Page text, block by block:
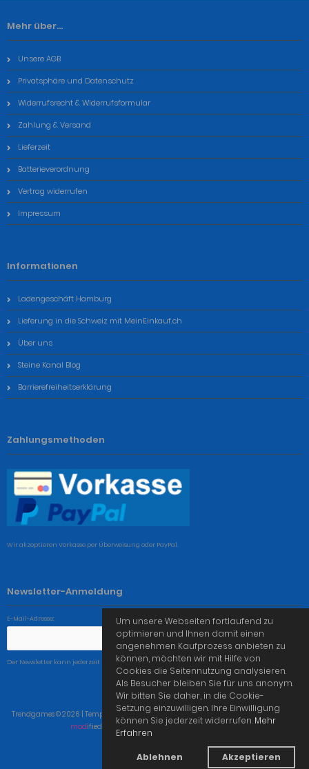
Mehr über...
Unsere AGB
Privatsphäre und Datenschutz
Widerrufsrecht & Widerrufsformular
Zahlung & Versand
Lieferzeit
Batterieverordnung
Vertrag widerrufen
Impressum
Informationen
Ladengeschäft Hamburg
Lieferung in die Schweiz mit MeinEinkauf.ch
Über uns
Steine Kanal Blog
Barrierefreiheitserklärung
Zahlungsmethoden
Wir akzeptieren Vorkasse per Überweisung oder PayPal.
Newsletter-Anmeldung
E-Mail-Adresse:
Der Newsletter kann jederzeit hier oder in Ihrem Kundenkonto abbestellt werden.
Trendgames © 2026 | Template © 2009-2026 by modified eCommerce Shopsoftware
modified eCommerce Shopsoftware © 2009-2026
Um unsere Webseiten fortlaufend zu
optimieren und Ihnen damit einen
angenehmen Kaufprozess anbieten zu
können, möchten wir mit Hilfe von
Cookies die Seitennutzung analysieren.
Als Besucher bleiben Sie für uns anonym.
Wir bitten Sie daher, in die Cookie-
Setzung einzuwilligen. Ihre Einwilligung
können Sie jederzeit widerrufen. Mehr
Erfahren
Ablehnen Akzeptieren